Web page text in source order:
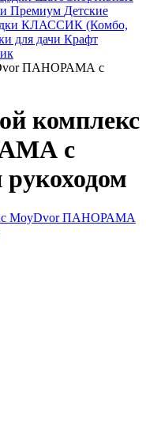
Премиум Детские
КЛАССИК (Комбо,
для дачи Крафт
ПАНОРАМА с
комплекс
с
рукоходом